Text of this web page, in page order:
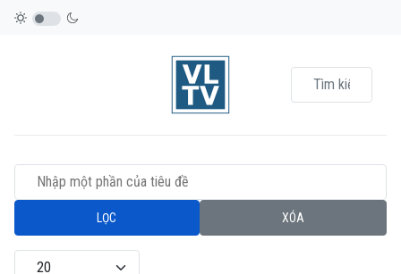
Nhập một phần của tiêu đề
LỌC XÓA
Hiển thị #